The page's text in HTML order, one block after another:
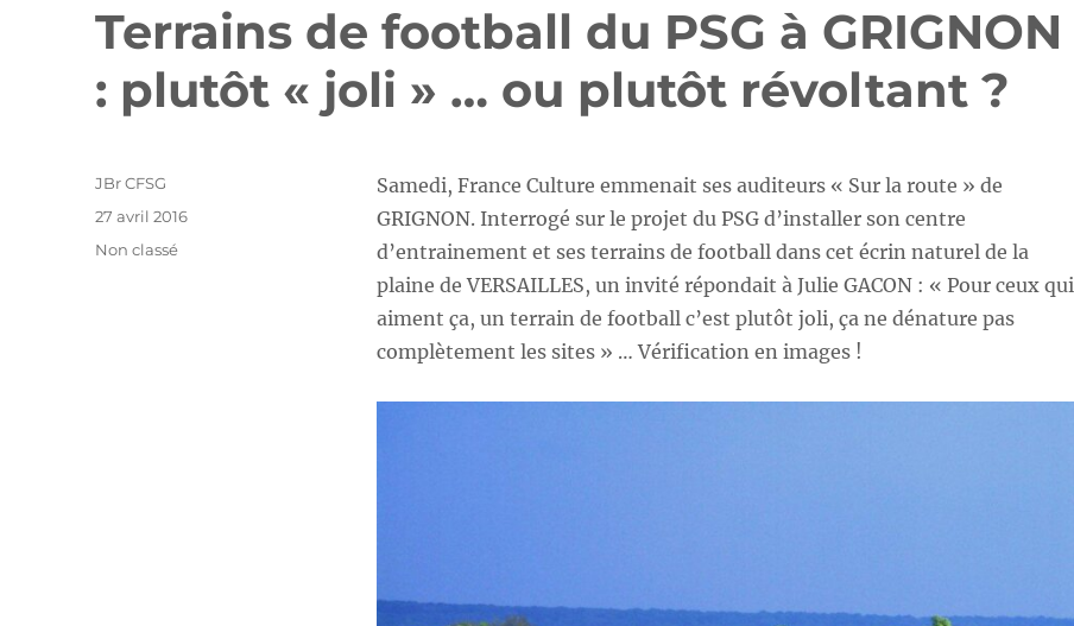
Terrains de football du PSG à GRIGNON
: plutôt « joli » … ou plutôt révoltant ?
Samedi, France Culture emmenait ses auditeurs « Sur la route » de
GRIGNON. Interrogé sur le projet du PSG d’installer son centre
d’entrainement et ses terrains de football dans cet écrin naturel de la
plaine de VERSAILLES, un invité répondait à Julie GACON : « Pour ceux qui
aiment ça, un terrain de football c’est plutôt joli, ça ne dénature pas
complètement les sites » … Vérification en images !
Auteur
JBr CFSG
Publié
27 avril 2016
Catégories
Non classé